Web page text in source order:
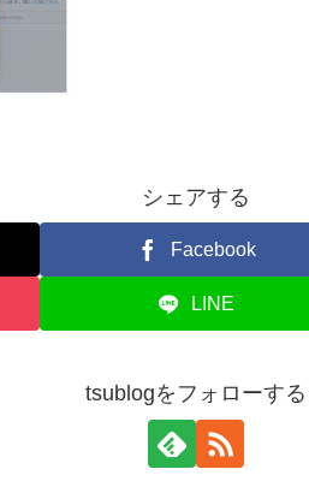
シェアする
Facebook
LINE
tsublogをフォローする